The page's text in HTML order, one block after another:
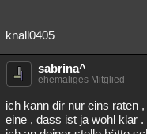
knall0405
sabrina^
ehemaliges Mitglied
ich kann dir nur eins raten
eine , dass ist ja wohl klar .